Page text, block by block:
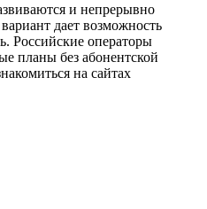
и непрерывно
дает возможность
Российские операторы
планы без абонентской
на сайтах